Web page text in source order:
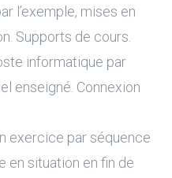
l’exemple, mises en
Supports de cours.
informatique par
enseigné. Connexion
exercice par séquence
en situation en fin de